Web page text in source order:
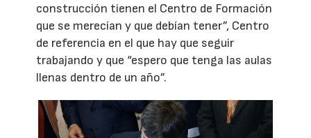
construcción tienen el Centro de Formación
que se merecían y que debían tener”, Centro
de referencia en el que hay que seguir
trabajando y que “espero que tenga las aulas
llenas dentro de un año”.